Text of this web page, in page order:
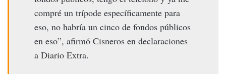
compré un trípode específicamente para
eso, no habría un cinco de fondos públicos
en eso”, afirmó Cisneros en declaraciones
a Diario Extra.